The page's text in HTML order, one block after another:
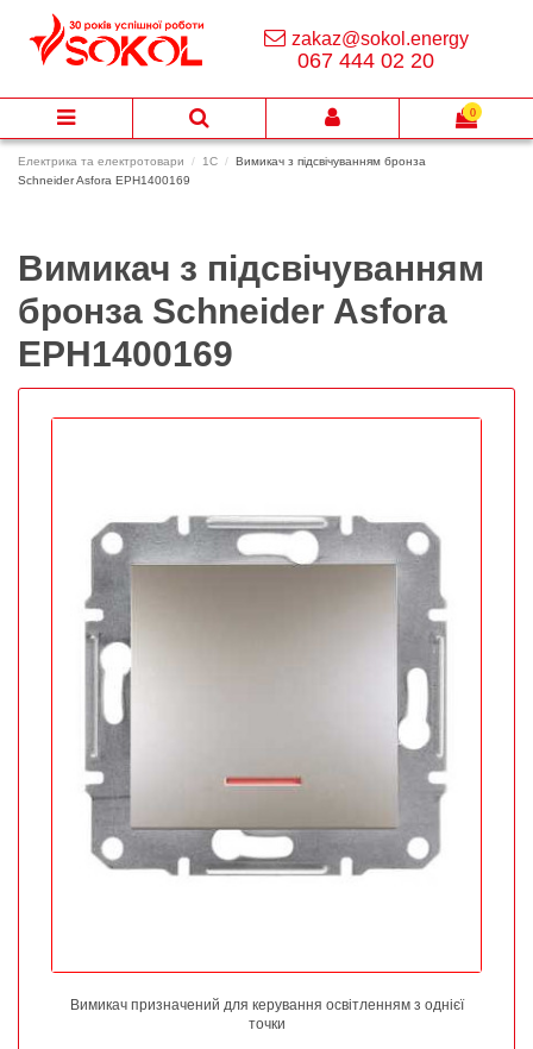
Електрика та електротовари 1C
Вимикач з підсвічуванням бронза
Schneider Asfora EPH1400169
Вимикач з підсвічуванням
бронза Schneider Asfora
EPH1400169
Вимикач призначений для керування освітленням з однієї
точки
zakaz@sokol.energy
067 444 02 20
0